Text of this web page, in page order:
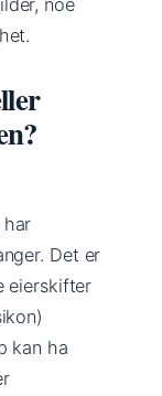
har
Det er
eierskifter
kan ha